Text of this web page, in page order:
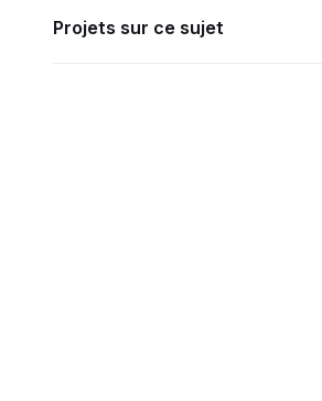
Projets sur ce sujet